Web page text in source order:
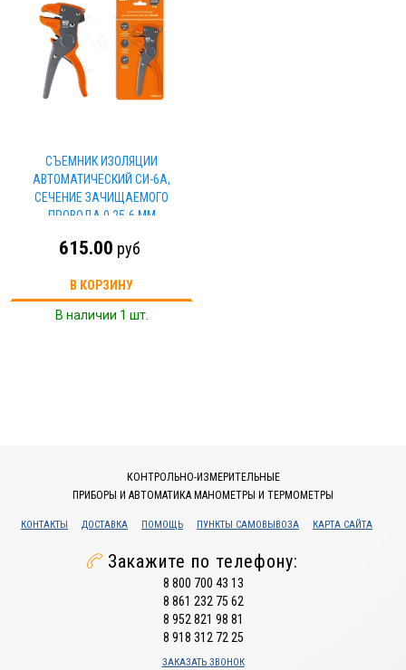
СЪЕМНИК ИЗОЛЯЦИИ
АВТОМАТИЧЕСКИЙ СИ-6А,
СЕЧЕНИЕ ЗАЧИЩАЕМОГО
ПРОВОДА 0,25-6 ММ
615.00 руб
В КОРЗИНУ
В наличии 1 шт.
КОНТРОЛЬНО-ИЗМЕРИТЕЛЬНЫЕ
ПРИБОРЫ И АВТОМАТИКА МАНОМЕТРЫ И ТЕРМОМЕТРЫ
КОНТАКТЫ ДОСТАВКА ПОМОЩЬ ПУНКТЫ САМОВЫВОЗА КАРТА САЙТА
Закажите по телефону:
8 800 700 43 13
8 861 232 75 62
8 952 821 98 81
8 918 312 72 25
ЗАКАЗАТЬ ЗВОНОК